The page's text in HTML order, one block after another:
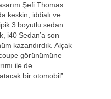
Şefi Thomas
keskin, iddialı ve
3 boyutlu sedan
i40 Sedan’a son
kazandırdık. Alçak
görünümüne
ile de
bir otomobil”